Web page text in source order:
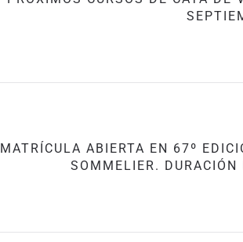
MATRÍCULA ABIERTA EN 67º
SOMMELIER.